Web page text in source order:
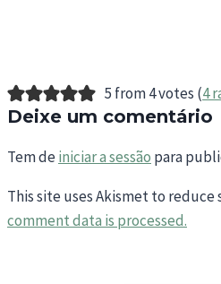
5 from 4 votes (4
Deixe um comentário
Tem deiniciar a sessão para
This site uses Akismet to reduce
comment data is processed.